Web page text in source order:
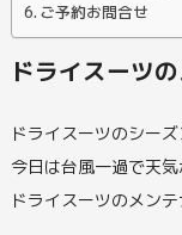
ご予約お問合せ
ドライスーツ
ドライスーツのシーズ
今日は台風一過で天
ドライスーツのメンテ